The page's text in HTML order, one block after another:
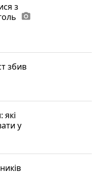
з
photo_camera
збив
які
у